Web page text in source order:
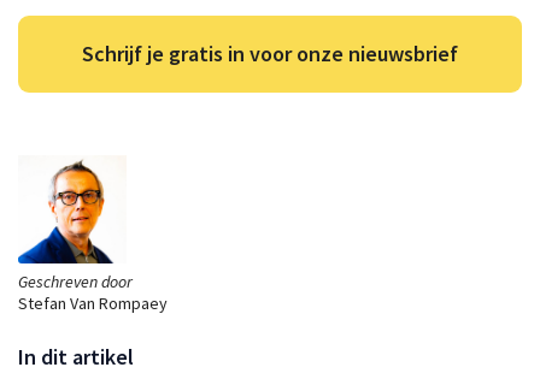
Geschreven door
Stefan Van Rompaey
In dit artikel
Schrijf je gratis in voor onze nieuwsbrief